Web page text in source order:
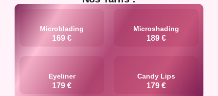
Microblading
169 €
Microshading
189 €
Eyeliner
179 €
Candy Lips
179 €